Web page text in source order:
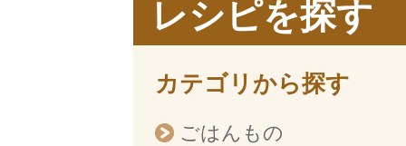
レシピを探す
カテゴリから探す
ごはんもの